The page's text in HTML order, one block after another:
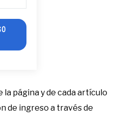
página y de cada artículo
de ingreso a través de